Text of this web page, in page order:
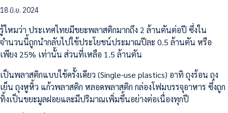
18 มิ.ย. 2024
รู้ไหมว่า ประเทศไทยมีขยะพลาสติกมากถึง 2 ล้านตันต่อปี ซึ่งใน
จำนวนนี้ถูกนำกลับไปใช้ประโยชน์ประมาณปีละ 0.5 ล้านตัน หรือ
เพียง 25% เท่านั้น ส่วนที่เหลือ 1.5 ล้านตัน
เป็นพลาสติกแบบใช้ครั้งเดียว (Single-use plastics) อาทิ ถุงร้อน ถุง
เย็น ถุงหูหิ้ว แก้วพลาสติก หลอดพลาสติก กล่องโฟมบรรจุอาหาร ซึ่งถูก
ทิ้งเป็นขยะมูลฝอยและมีปริมาณเพิ่มขึ้นอย่างต่อเนื่องทุกปี